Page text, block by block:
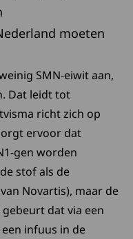
moeten
SMN-eiwit aan,
Dat leidt tot
richt zich op
ervoor dat
gen worden
stof als de
Novartis), maar de
dat via een
infuus in de